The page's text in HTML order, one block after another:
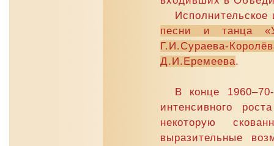
песни и танца
Г.И.Сураева-
Д.И.Еремеева.
В конце
интенсивного
некоторую
выразительные